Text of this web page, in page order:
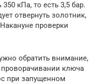
кПа, то есть 3,5 бар.
отвернуть золотник,
проверки
обратить внимание,
ключа
при запущенном